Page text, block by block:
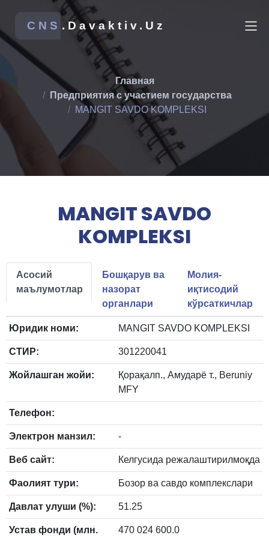
CNS .Davaktiv.Uz
Главная
Предприятия с участием государства
MANGIT SAVDO KOMPLEKSI
MANGIT SAVDO
KOMPLEKSI
Асосий
маълумотлар
Бошқарув ва
назорат
органлари
Молия-
иқтисодий
кўрсаткичлар
Юридик номи: MANGIT SAVDO KOMPLEKSI
СТИР: 301220041
Жойлашган жойи:
Қорақалп., Амударё т., Beruniy
MFY
Телефон:
Электрон манзил: -
Веб сайт: Келгусида режалаштирилмоқда
Фаолият тури: Бозор ва савдо комплекслари
Давлат улуши (%): 51.25
Устав фонди (млн. 470 024 600.0